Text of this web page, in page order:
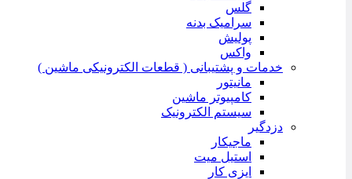
گلس
سرامیک بدنه
پولیش
واکس
خدمات و پشتیبانی ( قطعات الکترونیکی ماشین )
مانیتور
کامپیوتر ماشین
سیستم الکترونیک
دزدگیر
ماجیکار
استیل میت
ایزی کار